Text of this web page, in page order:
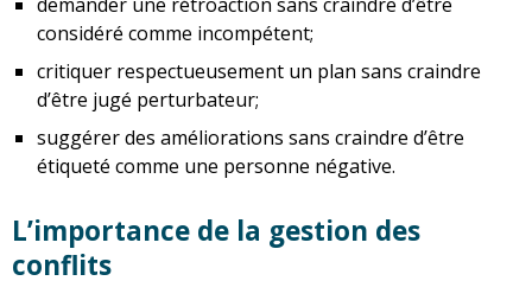
considéré comme incompétent;
critiquer respectueusement un plan sans craindre
d’être jugé perturbateur;
suggérer des améliorations sans craindre d’être
étiqueté comme une personne négative.
L’importance de la gestion des
conflits